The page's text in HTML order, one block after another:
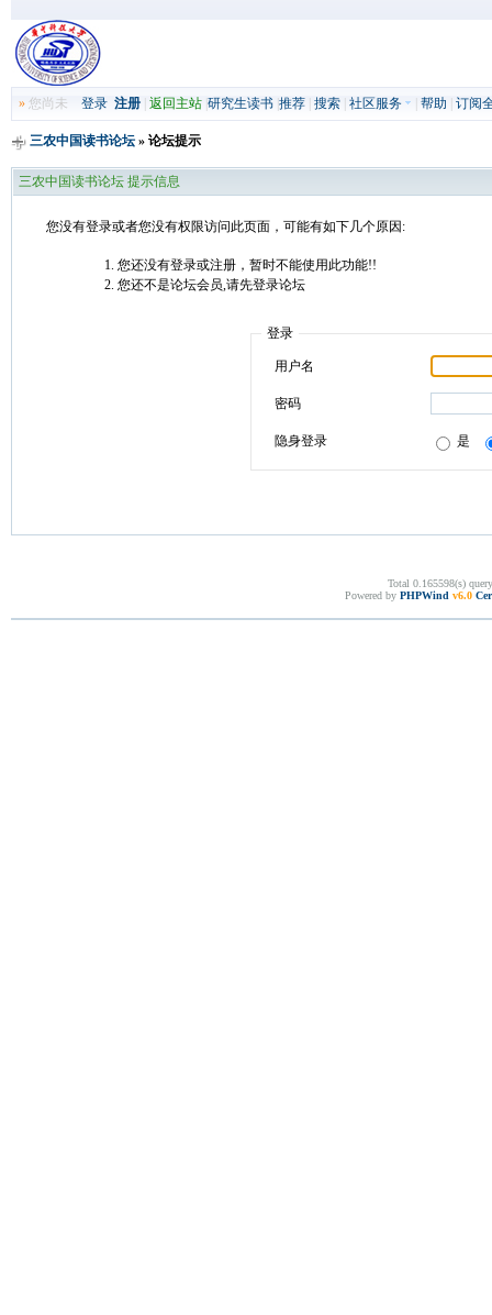
»您尚未 登录 注册| 返回主站| 研究生读书| 推荐| 搜索| 社区服务 帮助 订阅
三农中国读书论坛» 论坛提示
三农中国读书论坛 提示信息
您没有登录或者您没有权限访问此页面，可能有如下几个原因:
您还没有登录或注册，暂时不能使用此功能!!
您还不是论坛会员,请先登录论坛
登录
用户名
密码
隐身登录 是
Total 0.165598(s)
Powered by PHPWind v6.0